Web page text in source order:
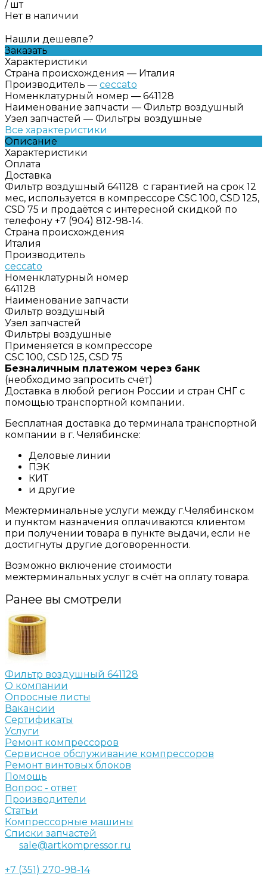
/ шт
Нет в наличии
Нашли дешевле?
Заказать
Характеристики
Страна происхождения — Италия
Производитель — ceccato
Номенклатурный номер — 641128
Наименование запчасти — Фильтр воздушный
Узел запчастей — Фильтры воздушные
Все характеристики
Описание
Характеристики
Оплата
Доставка
Фильтр воздушный 641128 с гарантией на срок 12
мес, используется в компрессоре CSC 100, CSD 125,
CSD 75 и продаётся с интересной скидкой по
телефону +7 (904) 812-98-14.
Страна происхождения
Италия
Производитель
ceccato
Номенклатурный номер
641128
Наименование запчасти
Фильтр воздушный
Узел запчастей
Фильтры воздушные
Применяется в компрессоре
CSC 100, CSD 125, CSD 75
Безналичным платежом через банк
(необходимо запросить счёт)
Доставка в любой регион России и стран СНГ с
помощью транспортной компании.
Бесплатная доставка до терминала транспортной
компании в г. Челябинске:
Деловые линии
ПЭК
КИТ
и другие
Межтерминальные услуги между г.Челябинском
и пунктом назначения оплачиваются клиентом
при получении товара в пункте выдачи, если не
достигнуты другие договоренности.
Возможно включение стоимости
межтерминальных услуг в счёт на оплату товара.
Ранее вы смотрели
Фильтр воздушный 641128
О компании
Опросные листы
Вакансии
Сертификаты
Услуги
Ремонт компрессоров
Сервисное обслуживание компрессоров
Ремонт винтовых блоков
Помощь
Вопрос - ответ
Производители
Статьи
Компрессорные машины
Списки запчастей
sale@artkompressor.ru
+7 (351) 270-98-14